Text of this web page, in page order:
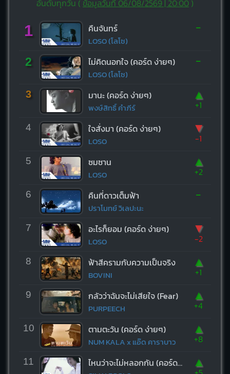
อันดับทุกวัน ( ข้อมูลวันที่ 06/08/2569 | 20:00)
1 คืนจันทร์
LOSO (โลโซ)
-
2 ไม่คิดนอกใจ (คอร์ด ง่ายๆ)
LOSO (โลโซ)
-
3 มานะ (คอร์ด ง่ายๆ)
พงษ์สิทธิ์ คำภีร์
▲
+1
4 ใจสั่งมา (คอร์ด ง่ายๆ)
LOSO
▼
-1
5 ซมซาน
LOSO
▲
+2
6 คืนที่ดาวเต็มฟ้า
ปราโมทย์ วิเลปะนะ
-
7 อะไรก็ยอม (คอร์ด ง่ายๆ)
LOSO
▼
-2
8 ฟ้าสีครามกับความเป็นจริง
BOVINI
▲
+1
9 กลัวว่าฉันจะไม่เสียใจ (Fear)
PURPEECH
▲
+4
10 ตามตะวัน (คอร์ด ง่ายๆ)
NUM KALA x แอ๊ด คาราบาว
▲
+8
11 ไหนว่าจะไม่หลอกกัน (คอร์ด ง่ายๆ) ▲